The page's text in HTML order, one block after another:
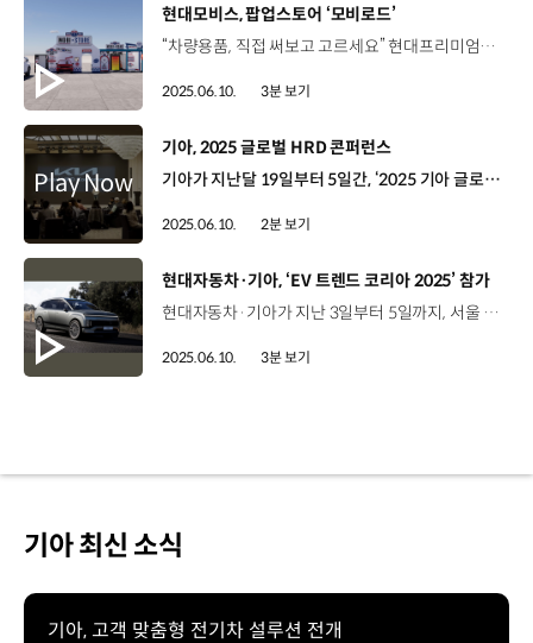
[동영상]
현대모비스, 팝업스토어 ‘모비로드’
“차량용품, 직접 써보고 고르세요” 현대프리미엄아울렛 SPACE1 경기 남양주시 5월 30일(금) ~ 6월 8일(일) 열흘간의 대장정 현대모비스 최초 팝업스토어 ‘MOBI ROAD’ 휴식과 쇼핑이 있는 미국 고속도로 휴게소 콘셉트 본격적인 여름 야외활동철을 앞두고 시연을 통해 매력도를 높이는 마케팅 전략 인기 차량 용품 60여 가지 전시 체험 판매 세차 매니아에게 입소문 난 현대모비스 세차 용품 브랜드 ‘오로르(OLOR)’ 부터 여름철 필수템 안전용품 에어컨 필터, 방향제 차량용 소화기 까지! 차키 없이 차량 제어가 가능한 ‘브링앤티’ 시연 노혜빈 책임매니저 / 현대모비스 국내모빌리티사업팀요즘에는 소비자들이 직접 제품을 느끼는 경험을 통해서 구매로 이어지는 경우가 많습니다. 고객들이 부담 없이 방문하셔서 현대모비스의 브랜드를 접하고, ‘현대모비스가 이런 것도 하는구나’라는 브랜드 위상을 높일 수 있는 계기가 되고 또 저희 용품 사업의 입지가 조금 더 확고히 되는 그런 좋은 계기가 될 수 있기를 바랍니다. 재미와 선물을 모두 잡은 다양한 현장 이벤트 진행 100% 당첨, 행운의 룰렛을 통한 차량용품 증정 사격 게임, 소화기 게이지 충전, 포토부스 등 남녀노소 함께 즐길거리 가득! 팝업스토어 고객다양하게 체험존이 구성돼서 재밌었고요. 사격하는 것도 재밌었고 사진도 되게 잘 나와서 좋았어요. 팝업스토어 고객 현대모비스에서 진행하는 부스에 와서 이벤트를 진행했는데 너무 재밌었어요. 즐거웠습니다. 좋은 시간이었어요. 아기랑 사진도 찍고 정말 좋네요. 팝업스토어 고객 이런 이벤트가 자주 있었으면 좋겠습니다. 재미있게 잘 했습니다. 현대모비스, 온라인에서 오프라인까지 고객 접점 확대 “운전자의 모든 여정에 현대모비스가 함께합니다”
2025.06.10. 3분 보기
[동영상]
기아, 2025 글로벌 HRD 콘퍼런스
기아가 지난달 19일부터 5일간, ‘2025 기아 글로벌 HRD 콘퍼런스’를 개최했습니다. 글로벌 HRD 콘퍼런스는 기아의 인재 개발 전략을 공유하고, 업무 수행 역량을 높이기 위해 마련된 행사인데요. 기아 12개 권역/법인의 현지인 인재개발 담당자 20명이 직접 한국을 찾았습니다. 이번 행사 참가자들은 글로벌 인재 육성 전략과 권역/법인 인재개발 부문의 역할에 대해 의견을 나누고, 국내 관련 부문 담당자들과 네트워킹 시간을 가졌습니다. 또한, 기아 비전스퀘어에서 인재개발 실무자의 역량향상을 위한 교육도 진행됐는데요. 특히 ‘사내강사 양성과정’은 현지 담당자들이 소속 권역으로 돌아가 교육에 필요한 자료를 직접 기획, 제작하고 강의까지 진행할 수 있도록 진행돼 호응을 얻었습니다. 이외에도 KIA타이거즈 야구경기 응원, 오토랜드 광명 EVO Plant 투어, Kia360 헤리티지 전시 관람 등 다양한 체험 기회를 제공했습니다. 마크 로버츠 매니저 / 기아 호주법인 HR부문정말 환상적인 콘퍼런스였습니다. 세계 각국의 동료들과 교류하고, 기아에 대해 더 많이 알아갈 수 있는 매우 좋은 기회였습니다.It's been a really fantastic conference. It's been great to catch up with colleagues from all around the world to learn more about. 에블린 모스버거 매니저 / 기아 유럽권역본부 Talent Culture정말 즐거운 시간을 보냈고, 같은 장소에서든, 다른 장소에서든 이번에 알게된 동료들을 다시 만나게 되길 희망합니다.I really had a great time and I hope I will have a chance to meet your colleagues in this setup or a different setup together again. 기아는 앞으로도 글로벌 인재개발 담당자들과의 지속적인 교류를 통해 글로벌 구성원들의 성장을 지원할 계획입니다.
2025.06.10. 2분 보기
[동영상]
현대자동차·기아, ‘EV 트렌드 코리아 2025’ 참가
현대자동차·기아가 지난 3일부터 5일까지, 서울 코엑스에서 열린 ‘EV 트렌드 코리아 2025’에 참가해 앞선 전동화 기술을 선보였습니다. ‘EV 트렌드 코리아’는 전기차 민간보급 확대, 새로운 전기차 문화 형성 등을 위해 환경부가 주최하는 전기차 엑스포인데요. 현대자동차는 첫 전동화 플래그십 SUV ‘아이오닉 9’을 전시하고 ‘EV 행운 충전소’를 마련해 전기차 구매 고객을 위한 혜택인 ‘2025 EV 에브리케어’ 서비스를 ‘내 EV 라이프를 지키는 부적’ 콘셉트의 캐릭터와 굿즈 등으로 전시했습니다. 또한, 완전 변경 수소전기차 ‘디 올 뉴 넥쏘’를 전시하고, 수소전기차 특화 정보 표시기능인 ‘루트 플래너’를 체험하는 공간도 마련했습니다. 양다영 매니저 / 현대자동차 국내브래드전략팀현대자동차관에 방문하신 고객분들께서는 수소 비전의 실체를 입증하는 친환경 수소전기차 ‘디 올 뉴 넥쏘’와 전동화 플래그십 SUV 모델 ‘아이오닉 9’을 통해 현대자동차가 선도하는 전동화 시대를 경험할 수 있었습니다. 기아는 다목적 이동 공간의 미래를 제시하는 ‘PV5 패신저’와 LG전자와 협력해 개발한 미래형 모바일 오피스용 콘셉트 차량 ‘PV5 슈필라움 스튜디오’를 선보이고, 관람객들이 기아 PBV의 다양한 비즈니스 활용성과 확장성을 경험할 수 있도록 했습니다. 박석현 매니저 / 기아 국내마케팅기획팀미래 모빌리티를 대표하는 PBV를 선도하는 브랜드로서 고객들이 PV5의 다양한 활용성을 전시관에서 생생하게 체험해 보시는 자리가 되었습니다. 또한, 기아 전시관 내부에 고객 상담 공간을 마련하고 EV4 시승 이벤트도 운영했습니다. 한편, ‘EV 트렌드 코리아’에서는 'EV 어워즈 2025' 시상 결과를 발표했는데요, 기아 EV4가 ‘대한민국 올해의 전기차’에, 현대자동차 아이오닉 9이 ‘소비자 선정 올해의 전기차’에 선정되어 현대자동차·기아의 우수한 전동화 기술력을 다시 한번 입증했습니다.
2025.06.10. 3분 보기
기아 최신 소식
기아, 고객 맞춤형 전기차 설루션 전개